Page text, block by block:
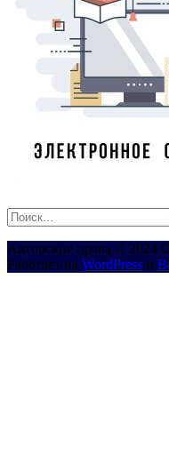
Найти:
Авторские права © 2024
Работает на WordPress и